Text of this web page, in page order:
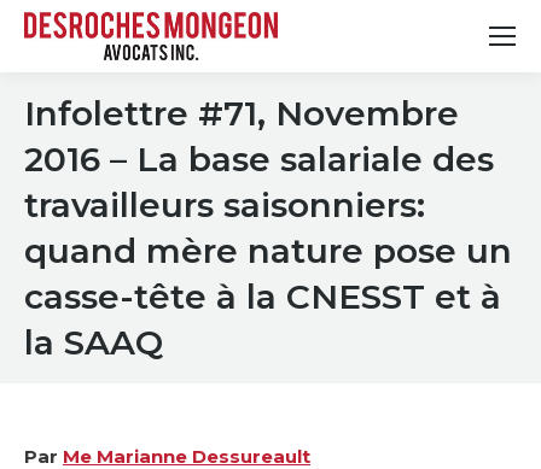
Infolettre #71, Novembre
2016 – La base salariale des
travailleurs saisonniers:
quand mère nature pose un
casse-tête à la CNESST et à
la SAAQ
Par Me Marianne Dessureault